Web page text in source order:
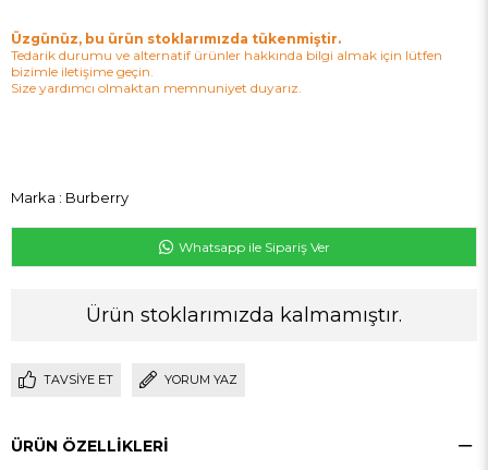
Üzgünüz, bu ürün stoklarımızda tükenmiştir.
Tedarik durumu ve alternatif ürünler hakkında bilgi almak için lütfen
bizimle iletişime geçin.
Size yardımcı olmaktan memnuniyet duyarız.
Marka : Burberry
Whatsapp ile Sipariş Ver
Ürün stoklarımızda kalmamıştır.
TAVSIYE ET YORUM YAZ
ÜRÜN ÖZELLIKLERI